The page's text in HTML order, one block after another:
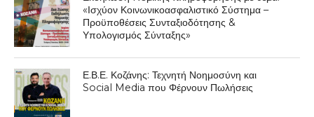
«Ισχύον Κοινωνικοασφαλιστικό Σύστημα –
Προϋποθέσεις Συνταξιοδότησης &
Υπολογισμός Σύνταξης»
Ε.Β.Ε. Κοζάνης: Τεχνητή Νοημοσύνη και
Social Media που Φέρνουν Πωλήσεις